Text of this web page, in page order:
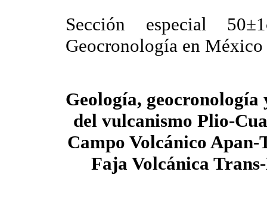
Sección especial
Geocronología en México
Geología, geocronología
del vulcanismo Plio-
Campo Volcánico Apan-
Faja Volcánica